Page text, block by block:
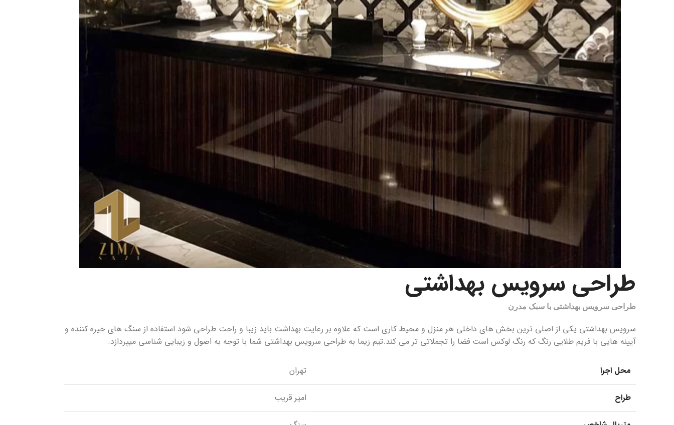
طراحی سرویس بهداشتی
طراحی سرویس بهداشتی با سبک مدرن
سرویس بهداشتی یکی از اصلی ترین بخش های داخلی هر منزل و محیط کاری است که علاوه بر رعایت بهداشت باید زیبا و راحت طراحی شود.استفاده از سنگ های خیره کننده و
آیینه هایی با فریم طلایی رنگ که رنگ لوکس است فضا را تجملاتی تر می کند.تیم زیما به طراحی سرویس بهداشتی شما با توجه به اصول و زیبایی شناسی میپردازد.
محل اجرا تهران
طراح امیر قریب